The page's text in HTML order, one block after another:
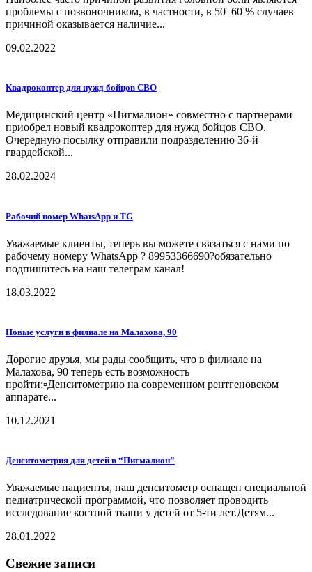
проблемы с позвоночником, в частности, в 50–60 % случаев
причиной оказывается наличие...
09.02.2022
Квадрокоптер для нужд бойцов СВО
Медицинский центр «Пигмалион» совместно с партнерами
приобрел новый квадрокоптер для нужд бойцов СВО.
Очередную посылку отправили подразделению 36-й
гвардейской...
28.02.2024
Рабочий номер WhatsApp и TG
Уважаемые клиенты, теперь вы можете связаться с нами по
рабочему номеру WhatsApp ? 89953366690?обязательно
подпишитесь на наш телеграм канал!
18.03.2022
Новые услуги в филиале на Малахова, 90
Дорогие друзья, мы рады сообщить, что в филиале на
Малахова, 90 теперь есть возможность
пройти:▫️Денситометрию на современном рентгеновском
аппарате...
10.12.2021
Денситометрия для детей в “Пигмалион”
Уважаемые пациенты, наш денситометр оснащен специальной
педиатрической программой, что позволяет проводить
исследование костной ткани у детей от 5-ти лет.Детям...
28.01.2022
Свежие записи